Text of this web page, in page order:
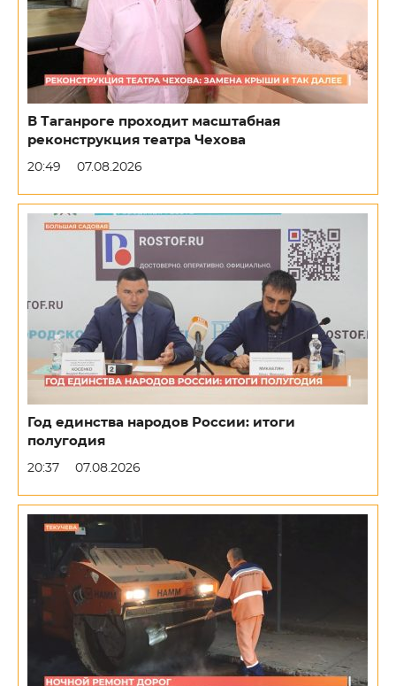
В Таганроге проходит масштабная
реконструкция театра Чехова
20:49 07.08.2026
Год единства народов России: итоги
полугодия
20:37 07.08.2026